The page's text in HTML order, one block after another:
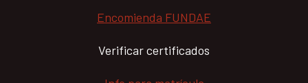
Encomienda FUNDAE
Verificar certificados